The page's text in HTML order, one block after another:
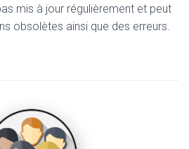
mis à jour régulièrement et peut
obsolètes ainsi que des erreurs.